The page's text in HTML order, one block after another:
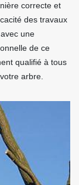
correcte et
des travaux
une
de ce
qualifié à tous
arbre.